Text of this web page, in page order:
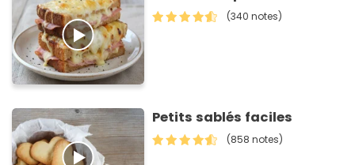
(340 notes)
Petits sablés faciles
(858 notes)